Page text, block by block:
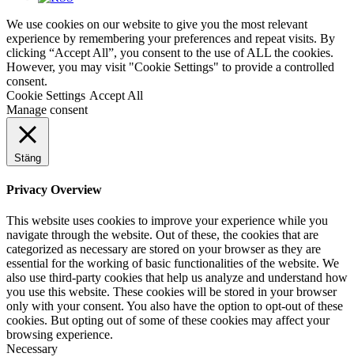
We use cookies on our website to give you the most relevant
experience by remembering your preferences and repeat visits. By
clicking “Accept All”, you consent to the use of ALL the cookies.
However, you may visit "Cookie Settings" to provide a controlled
consent.
Cookie Settings Accept All
Manage consent
Stäng
Privacy Overview
This website uses cookies to improve your experience while you
navigate through the website. Out of these, the cookies that are
categorized as necessary are stored on your browser as they are
essential for the working of basic functionalities of the website. We
also use third-party cookies that help us analyze and understand how
you use this website. These cookies will be stored in your browser
only with your consent. You also have the option to opt-out of these
cookies. But opting out of some of these cookies may affect your
browsing experience.
Necessary